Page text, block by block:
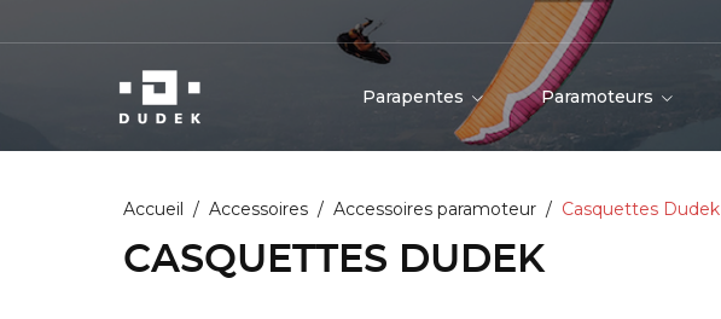
Parapentes Paramoteurs
Accueil Accessoires Accessoires paramoteur Casquettes Dudek
CASQUETTES DUDEK